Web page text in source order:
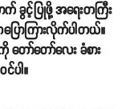
ခွင့်ပြုဖို့ အရေးတကြီး
ာကြားလိုက်ပါတယ်။
ော်တော်လေး ခံစား
ပါ။